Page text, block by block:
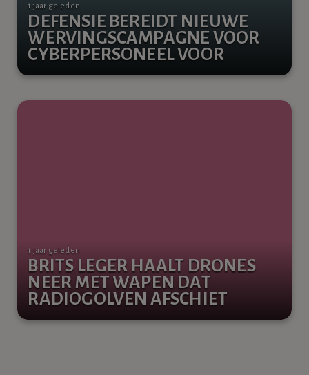
DEFENSIE BEREIDT NIEUWE
WERVINGSCAMPAGNE VOOR
CYBERPERSONEEL VOOR
1 jaar geleden
BRITS LEGER HAALT DRONES
NEER MET WAPEN DAT
RADIOGOLVEN AFSCHIET
1 jaar geleden